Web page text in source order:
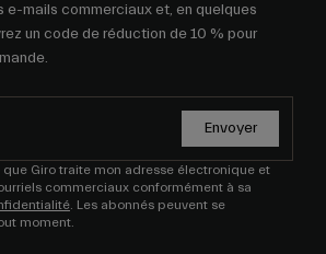
e-mails commerciaux et, en quelques
un code de réduction de 10 % pour
Envoyer
que Giro traite mon adresse électronique et
commerciaux conformément à sa
. Les abonnés peuvent se
moment.